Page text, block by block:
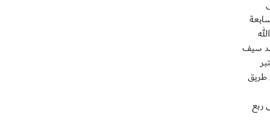
بفارق هدف 3-2 وفي الدقيقة السابعة
سيف
طريق
إلى ربع